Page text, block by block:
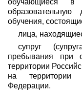
обучающиеся в
обучения,
лица,
супруг
пребывания при
территории
на территории
Федерации.